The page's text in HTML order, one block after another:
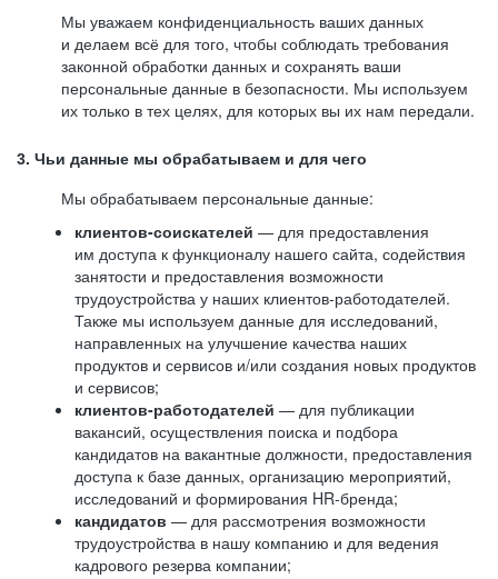
Мы уважаем конфиденциальность ваших данных
и делаем всё для того, чтобы соблюдать требования
законной обработки данных и сохранять ваши
персональные данные в безопасности. Мы используем
их только в тех целях, для которых вы их нам передали.
3. Чьи данные мы обрабатываем и для чего
Мы обрабатываем персональные данные:
клиентов-соискателей — для предоставления
им доступа к функционалу нашего сайта, содействия
занятости и предоставления возможности
трудоустройства у наших клиентов-работодателей.
Также мы используем данные для исследований,
направленных на улучшение качества наших
продуктов и сервисов и/или создания новых продуктов
и сервисов;
клиентов-работодателей — для публикации
вакансий, осуществления поиска и подбора
кандидатов на вакантные должности, предоставления
доступа к базе данных, организацию мероприятий,
исследований и формирования HR-бренда;
кандидатов — для рассмотрения возможности
трудоустройства в нашу компанию и для ведения
кадрового резерва компании;